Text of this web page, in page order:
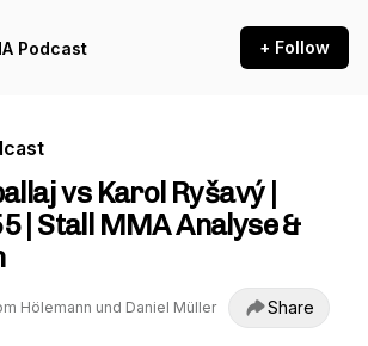
Podcast + Follow
vs Karol Ryšavý |
| Stall MMA Analyse &
Hölemann und Daniel Müller Share